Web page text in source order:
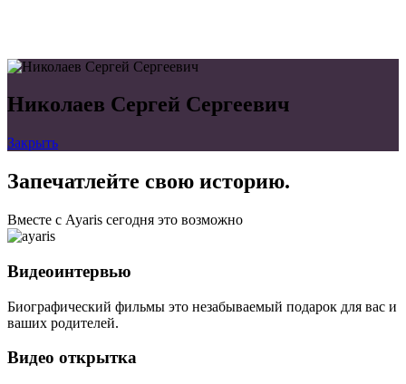
Николаев Сергей Сергеевич
Закрыть
Запечатлейте свою историю.
Вместе с Ayaris сегодня это возможно
Видеоинтервью
Биографический фильмы это незабываемый подарок для вас и
ваших родителей.
Видео открытка